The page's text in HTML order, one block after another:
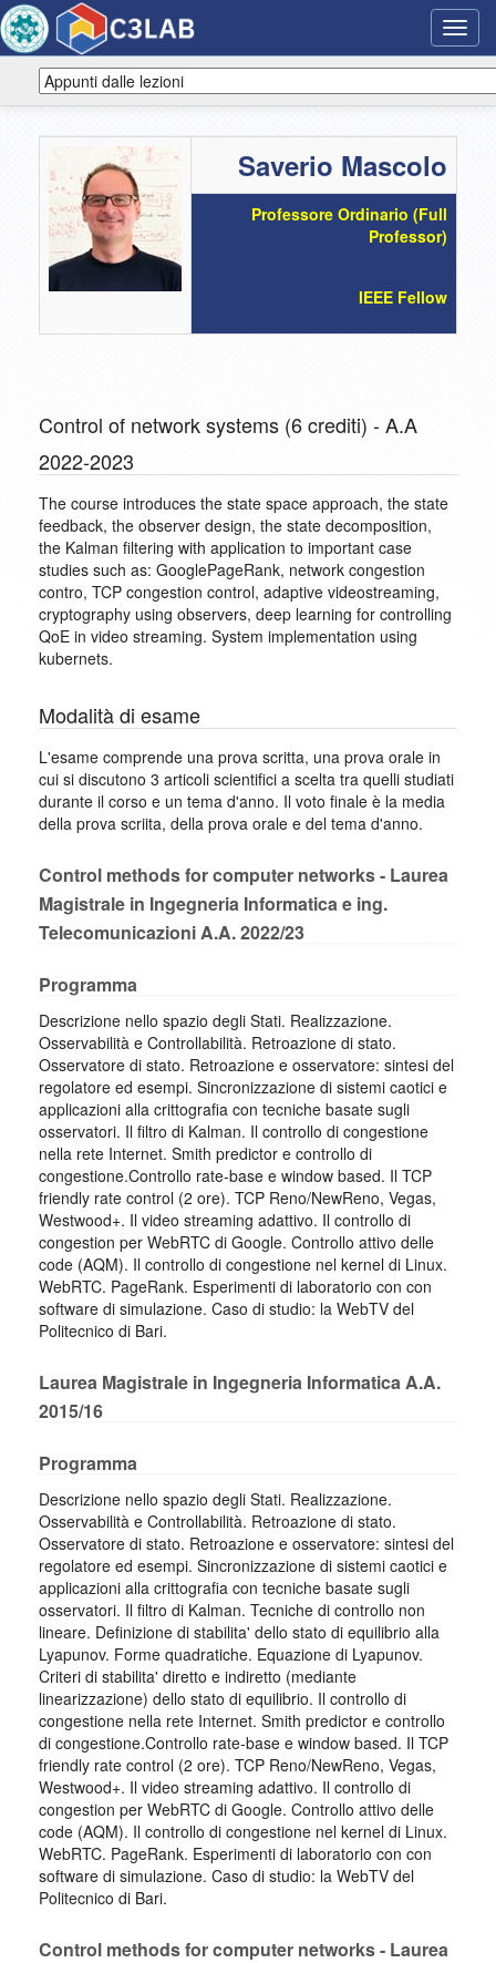
Saverio Mascolo
Professore Ordinario (Full
Professor)
IEEE Fellow
Control of network systems (6 crediti) - A.A
2022-2023
The course introduces the state space approach, the state
feedback, the observer design, the state decomposition,
the Kalman filtering with application to important case
studies such as: GooglePageRank, network congestion
contro, TCP congestion control, adaptive videostreaming,
cryptography using observers, deep learning for controlling
QoE in video streaming. System implementation using
kubernets.
Modalità di esame
L'esame comprende una prova scritta, una prova orale in
cui si discutono 3 articoli scientifici a scelta tra quelli studiati
durante il corso e un tema d'anno. Il voto finale è la media
della prova scriita, della prova orale e del tema d'anno.
Control methods for computer networks - Laurea
Magistrale in Ingegneria Informatica e ing.
Telecomunicazioni A.A. 2022/23
Programma
Descrizione nello spazio degli Stati. Realizzazione.
Osservabilità e Controllabilità. Retroazione di stato.
Osservatore di stato. Retroazione e osservatore: sintesi del
regolatore ed esempi. Sincronizzazione di sistemi caotici e
applicazioni alla crittografia con tecniche basate sugli
osservatori. Il filtro di Kalman. Il controllo di congestione
nella rete Internet. Smith predictor e controllo di
congestione.Controllo rate-base e window based. Il TCP
friendly rate control (2 ore). TCP Reno/NewReno, Vegas,
Westwood+. Il video streaming adattivo. Il controllo di
congestion per WebRTC di Google. Controllo attivo delle
code (AQM). Il controllo di congestione nel kernel di Linux.
WebRTC. PageRank. Esperimenti di laboratorio con con
software di simulazione. Caso di studio: la WebTV del
Politecnico di Bari.
Laurea Magistrale in Ingegneria Informatica A.A.
2015/16
Programma
Descrizione nello spazio degli Stati. Realizzazione.
Osservabilità e Controllabilità. Retroazione di stato.
Osservatore di stato. Retroazione e osservatore: sintesi del
regolatore ed esempi. Sincronizzazione di sistemi caotici e
applicazioni alla crittografia con tecniche basate sugli
osservatori. Il filtro di Kalman. Tecniche di controllo non
lineare. Definizione di stabilita' dello stato di equilibrio alla
Lyapunov. Forme quadratiche. Equazione di Lyapunov.
Criteri di stabilita' diretto e indiretto (mediante
linearizzazione) dello stato di equilibrio. Il controllo di
congestione nella rete Internet. Smith predictor e controllo
di congestione.Controllo rate-base e window based. Il TCP
friendly rate control (2 ore). TCP Reno/NewReno, Vegas,
Westwood+. Il video streaming adattivo. Il controllo di
congestion per WebRTC di Google. Controllo attivo delle
code (AQM). Il controllo di congestione nel kernel di Linux.
WebRTC. PageRank. Esperimenti di laboratorio con con
software di simulazione. Caso di studio: la WebTV del
Politecnico di Bari.
Control methods for computer networks - Laurea